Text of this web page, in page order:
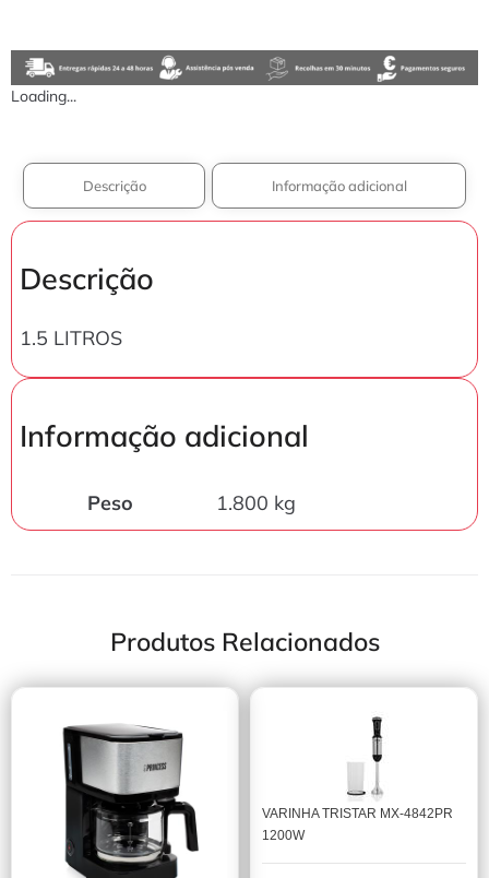
Loading...
Descrição Informação adicional
Descrição
1.5 LITROS
Informação adicional
Peso 1.800 kg
Produtos Relacionados
VARINHA TRISTAR MX-4842PR
1200W